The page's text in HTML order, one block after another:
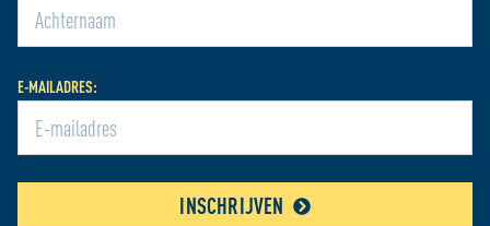
E-MAILADRES:
INSCHRIJVEN